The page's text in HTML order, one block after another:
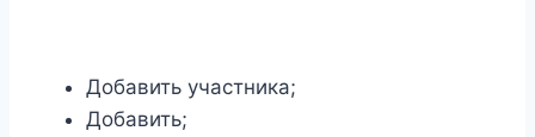
Добавить участника;
Добавить;